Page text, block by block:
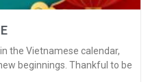
the Vietnamese calendar,
beginnings. Thankful to be